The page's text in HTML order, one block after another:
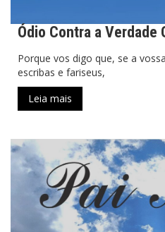
Ódio Contra a Verdade
Porque vos digo que, se a
escribas e fariseus,
Leia mais